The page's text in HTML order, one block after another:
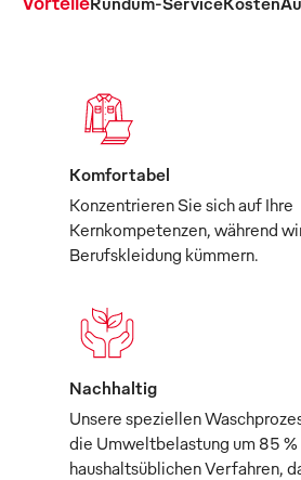
Komfortabel
Konzentrieren Sie sich auf Ihre
Kernkompetenzen, während
Berufskleidung kümmern.
Nachhaltig
Unsere speziellen
die Umweltbelastung um 85
haushaltsüblichen Verfahren,